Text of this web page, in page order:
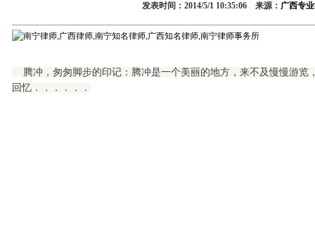
发表时间：2014/5/1 10:35:06 来源： 广西专
腾冲，匆匆脚步的印记：腾冲是一个美丽的地方，来不及慢慢游览
回忆．．．．．．